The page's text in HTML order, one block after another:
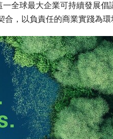
全球最大企業可持續發展
合，以負責任的商業實踐為環